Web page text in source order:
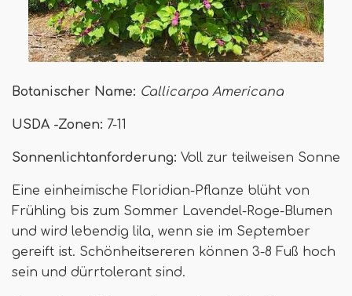
Botanischer Name: Callicarpa Americana
USDA -Zonen: 7-11
Sonnenlichtanforderung: Voll zur teilweisen Sonne
Eine einheimische Floridian-Pflanze blüht von
Frühling bis zum Sommer Lavendel-Roge-Blumen
und wird lebendig lila, wenn sie im September
gereift ist. Schönheitsereren können 3-8 Fuß hoch
sein und dürrtolerant sind.